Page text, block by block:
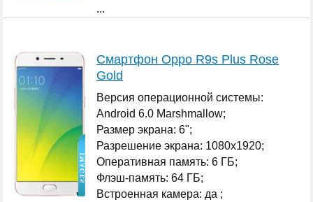
...
Смартфон Oppo R9s Plus Rose
Gold
Версия операционной системы:
Android 6.0 Marshmallow;
Размер экрана: 6";
Разрешение экрана: 1080x1920;
Оперативная память: 6 ГБ;
Флэш-память: 64 ГБ;
Встроенная камера: да ;